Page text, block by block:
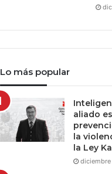
Lo más popular
aliado
la
la Ley
diciembre